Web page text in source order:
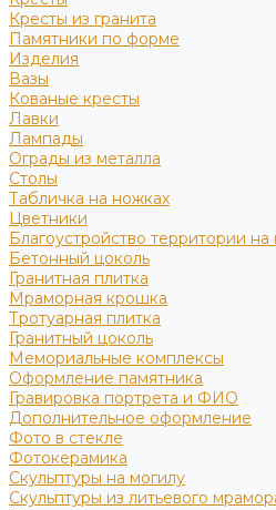
Кресты из гранита
Памятники по форме
Изделия
Вазы
Кованые кресты
Лавки
Лампады
Ограды из металла
Столы
Табличка на ножках
Цветники
Благоустройство территории
Бетонный цоколь
Гранитная плитка
Мраморная крошка
Тротуарная плитка
Гранитный цоколь
Мемориальные комплексы
Оформление памятника
Гравировка портрета и ФИО
Дополнительное оформление
Фото в стекле
Фотокерамика
Скульптуры на могилу
Скульптуры из литьевого